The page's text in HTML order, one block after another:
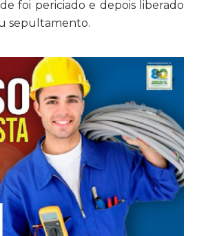
foi periciado e depois liberado
sepultamento.